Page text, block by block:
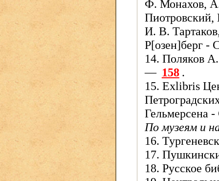
Ф. Монахов,
И. В.
Р[озен]берг -
14. Поляков
— 158 .
15. Exlibris
Гельмерсена
По музеям и
16.
17.
18. Русское